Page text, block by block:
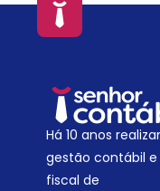
Há 10 anos
gestão contábil e
fiscal de